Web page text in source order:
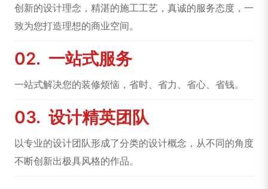
创新的设计理念，精湛的施工工艺，真诚的服务态度，一
致为您打造理想的商业空间。
02. 一站式服务
一站式解决您的装修烦恼，省时、省力、省心、省钱。
03. 设计精英团队
以专业的设计团队形成了分类的设计概念，从不同的角度
不断创新出极具风格的作品。